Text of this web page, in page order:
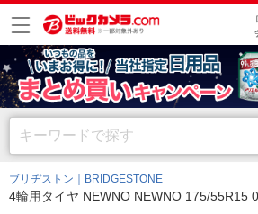
ブリヂストン｜BRIDGESTONE
4輪用タイヤ NEWNO NEWNO 175/55R15